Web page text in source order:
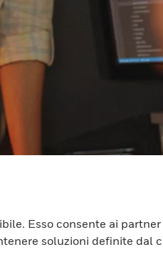
Esso consente ai
soluzioni definite dal